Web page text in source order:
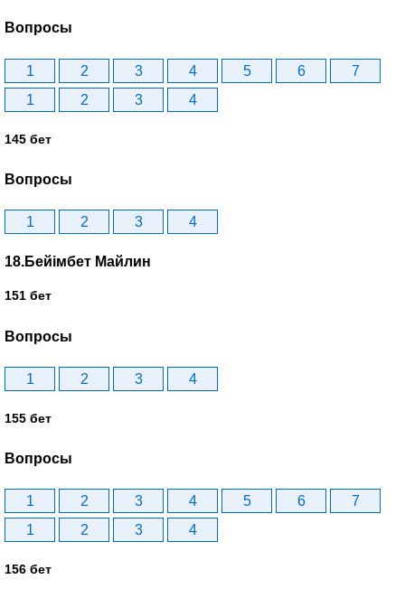
Вопросы
1 2 3 4 5 6
7
1
2 3 4
145 бет
Вопросы
1 2 3 4
18.Бейімбет Майлин
151 бет
Вопросы
1 2 3 4
155 бет
Вопросы
1 2 3 4 5 6
7
1
2 3 4
156 бет